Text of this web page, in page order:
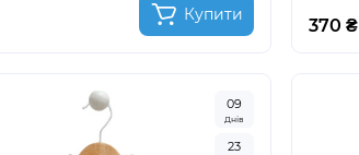
Купити
370 ₴
09
Днів
23